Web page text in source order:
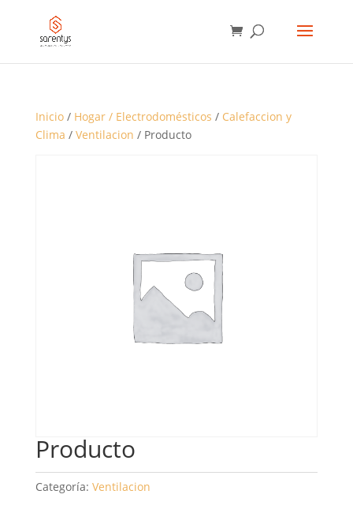
PRODUCTOS
Inicio/ Hogar / Electrodomésticos / Calefaccion y
Clima / Ventilacion / Producto
Producto
Categoría: Ventilacion